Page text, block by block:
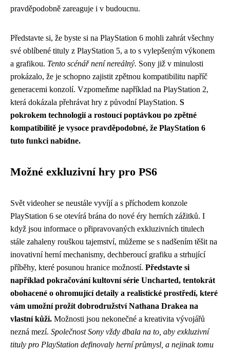
pravděpodobně zareaguje i v budoucnu.
Představte si, že byste si na PlayStation 6 mohli zahrát všechny
své oblíbené tituly z PlayStation 5, a to s vylepšeným výkonem
a grafikou. Tento scénář není nereálný. Sony již v minulosti
prokázalo, že je schopno zajistit zpětnou kompatibilitu napříč
generacemi konzolí. Vzpomeňme například na PlayStation 2,
která dokázala přehrávat hry z původní PlayStation. S
pokrokem technologií a rostoucí poptávkou po zpětné
kompatibilitě je vysoce pravděpodobné, že PlayStation 6
tuto funkci nabídne.
Možné exkluzivní hry pro PS6
Svět videoher se neustále vyvíjí a s příchodem konzole
PlayStation 6 se otevírá brána do nové éry herních zážitků. I
když jsou informace o připravovaných exkluzivních titulech
stále zahaleny rouškou tajemství, můžeme se s nadšením těšit na
inovativní herní mechanismy, dechberoucí grafiku a strhující
příběhy, které posunou hranice možností. Představte si
například pokračování kultovní série Uncharted, tentokrát
obohacené o ohromující detaily a realistické prostředí, které
vám umožní prožít dobrodružství Nathana Drakea na
vlastní kůži. Možnosti jsou nekonečné a kreativita vývojářů
nezná mezí. Společnost Sony vždy dbala na to, aby exkluzivní
tituly pro PlayStation definovaly herní průmysl, a nejinak tomu